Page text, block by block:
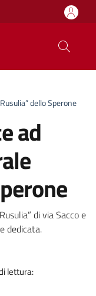
dello Sperone
ad
di via Sacco e
dedicata.
lettura: